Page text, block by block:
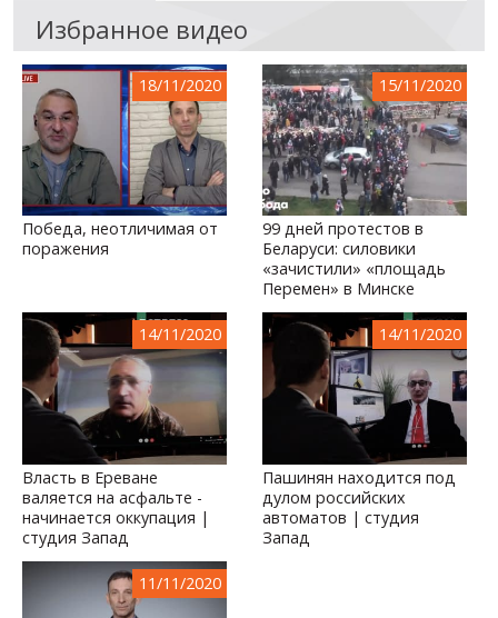
Избранное видео
18/11/2020
Победа, неотличимая от
поражения
15/11/2020
99 дней протестов в
Беларуси: силовики
«зачистили» «площадь
Перемен» в Минске
14/11/2020
Власть в Ереване
валяется на асфальте -
начинается оккупация |
студия Запад
14/11/2020
Пашинян находится под
дулом российских
автоматов | студия
Запад
11/11/2020